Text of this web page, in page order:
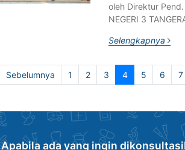
oleh Direktur
NEGERI 3
Selengkapnya
Sebelumnya 1 2 3 4(current)
5 6 7
Apabila ada yang ingin